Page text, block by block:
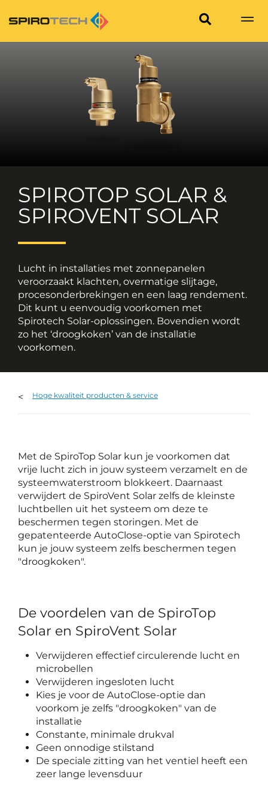
SPIROTOP SOLAR &
SPIROVENT SOLAR
Lucht in installaties met zonnepanelen
veroorzaakt klachten, overmatige slijtage,
procesonderbrekingen en een laag rendement.
Dit kunt u eenvoudig voorkomen met
Spirotech Solar-oplossingen. Bovendien wordt
zo het ‘droogkoken’ van de installatie
voorkomen.
Hoge kwaliteit producten & service
Met de SpiroTop Solar kun je voorkomen dat
vrije lucht zich in jouw systeem verzamelt en de
systeemwaterstroom blokkeert. Daarnaast
verwijdert de SpiroVent Solar zelfs de kleinste
luchtbellen uit het systeem om deze te
beschermen tegen storingen. Met de
gepatenteerde AutoClose-optie van Spirotech
kun je jouw systeem zelfs beschermen tegen
"droogkoken".
De voordelen van de SpiroTop
Solar en SpiroVent Solar
Verwijderen effectief circulerende lucht en
microbellen
Verwijderen ingesloten lucht
Kies je voor de AutoClose-optie dan
voorkom je zelfs "droogkoken" van de
installatie
Constante, minimale drukval
Geen onnodige stilstand
De speciale zitting van het ventiel heeft een
zeer lange levensduur